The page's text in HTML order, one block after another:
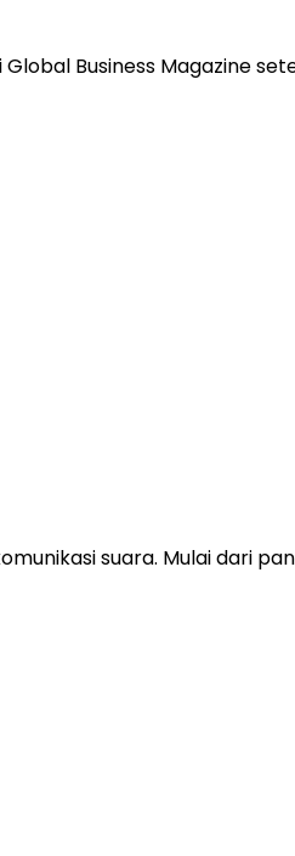
Business Magazine
suara. Mulai dari